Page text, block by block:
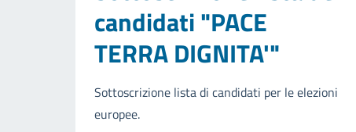
candidati "PACE
TERRA DIGNITA'"
Sottoscrizione lista di candidati per le elezioni
europee.